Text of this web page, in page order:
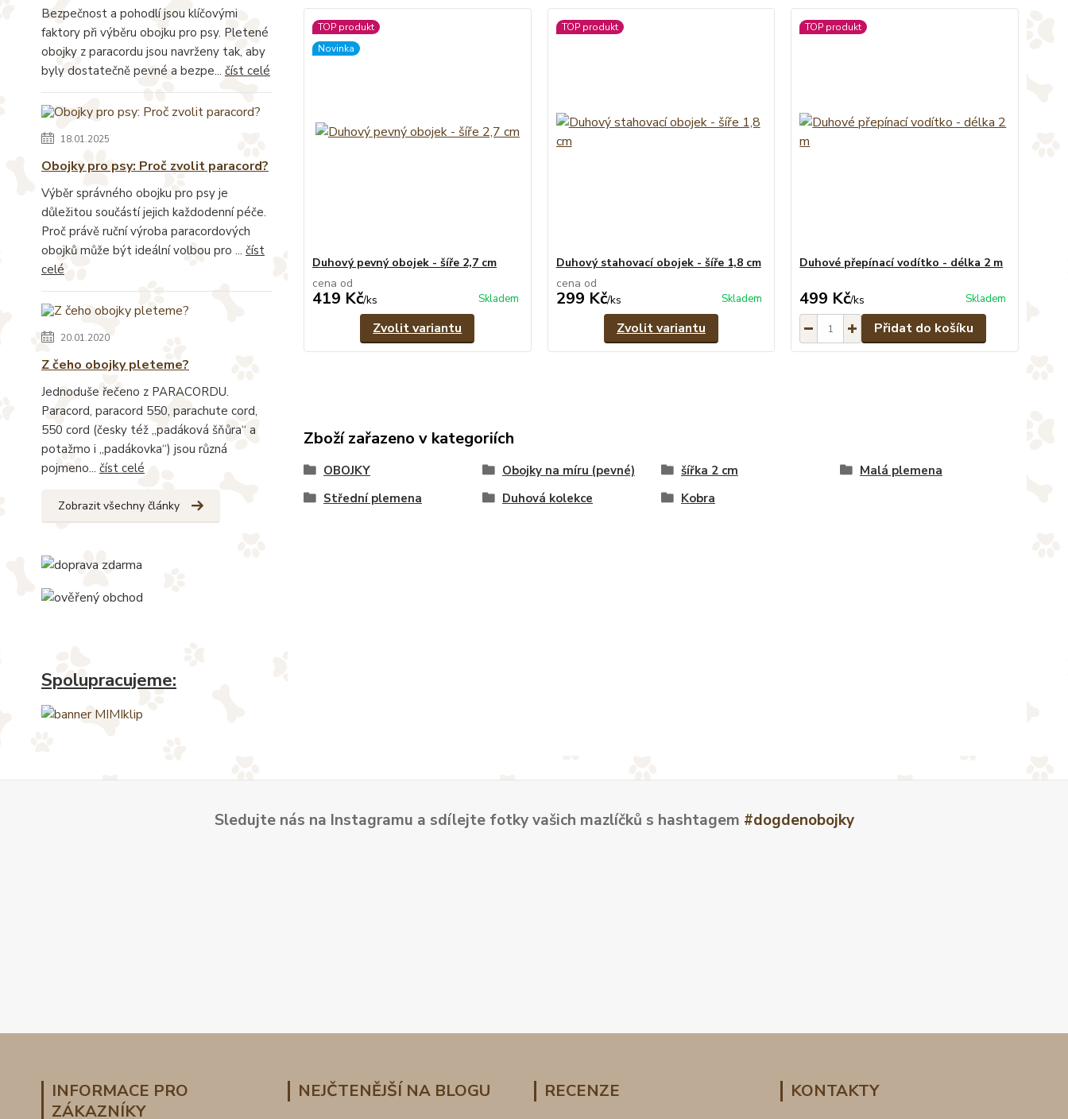
Bezpečnost a pohodlí jsou klíčovými
faktory při výběru obojku pro psy. Pletené
obojky z paracordu jsou navrženy tak, aby
byly dostatečně pevné a bezpe... číst celé
18.01.2025
Obojky pro psy: Proč zvolit paracord?
Výběr správného obojku pro psy je
důležitou součástí jejich každodenní péče.
Proč právě ruční výroba paracordových
obojků může být ideální volbou pro ... číst
celé
20.01.2020
Z čeho obojky pleteme?
Jednoduše řečeno z PARACORDU.
Paracord, paracord 550, parachute cord,
550 cord (česky též „padáková šňůra“ a
potažmo i „padákovka“) jsou různá
pojmeno... číst celé
Zobrazit všechny články
Spolupracujeme:
TOP produkt
Novinka
Duhový pevný obojek - šíře 2,7 cm
cena od
419 Kč/ks Skladem
Zvolit variantu
TOP produkt
Duhový stahovací obojek - šíře 1,8 cm
cena od
299 Kč/ks Skladem
Zvolit variantu
TOP produkt
Duhové přepínací vodítko - délka 2 m
499 Kč/ks Skladem
Přidat do košíku
Zboží zařazeno v kategoriích
OBOJKY Obojky na míru (pevné) šířka 2 cm
Malá plemena
Střední plemena
Duhová kolekce Kobra
Sledujte nás na Instagramu a sdílejte fotky vašich mazlíčků s hashtagem #dogdenobojky
INFORMACE PRO
ZÁKAZNÍKY
NEJČTENĚJŠÍ NA BLOGU RECENZE KONTAKTY